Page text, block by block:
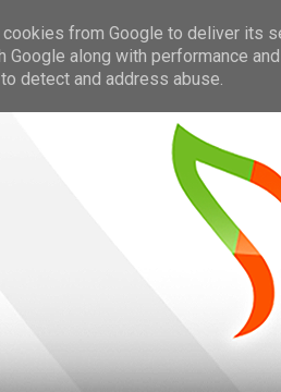
from Google to deliver its
Google along with performance
detect and address abuse.